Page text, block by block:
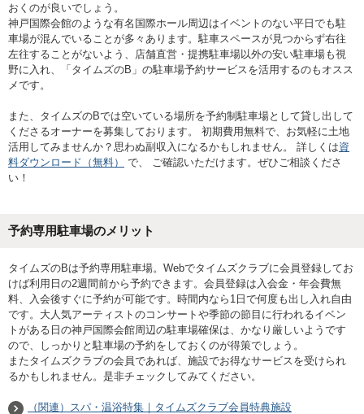
おくのが良いでしょう。
神戸国際会館のような有名国際ホール周辺はイベントのない平日でも駐
車場が混んでいることが多々あります。駐車スペースが見つからず右往
左往することがないよう、店舗直営・提携駐車場以外の安い駐車場も視
野に入れ、「タイムズのB」の駐車場予約サービスを活用するのもオスス
メです。
また、タイムズのBでは空いている場所を予約制駐車場として貸し出して
くださるオーナーを募集しております。 初期費用無料で、お気軽に土地
活用してみませんか？思わぬ副収入になるかもしれません。 詳しくは資
料ダウンロード（無料）
で、 ご確認いただけます。ぜひご相談くださ
い！
予約専用駐車場のメリット
タイムズのBは予約専用駐車場。Webでタイムズクラブに会員登録してお
けば利用日の2週間前から予約できます。会員登録は入会金・年会費無
料、入会後すぐに予約が可能です。時間内なら1日で何度も出し入れ自由
です。大人気アーティストのコンサートや季節の節目に行われるイベン
トがある日の神戸国際会館周辺の駐車場確保は、かなり厳しいようです
ので、しっかりと駐車場の予約をしておくのが得策でしょう。
またタイムズクラブの会員であれば、施設でお得なサービスを受けられ
るかもしれません。是非チェックしてみてください。
（関連）スパ・温浴特集｜タイムズクラブ会員特典施設